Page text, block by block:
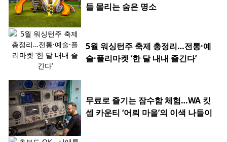
들 몰리는 숨은 명소
5월 워싱턴주 축제 총정리…전통·예
술·플리마켓 ‘한 달 내내 즐긴다’
무료로 즐기는 잠수함 체험…WA 킷
셉 카운티 ‘어뢰 마을’의 이색 나들이